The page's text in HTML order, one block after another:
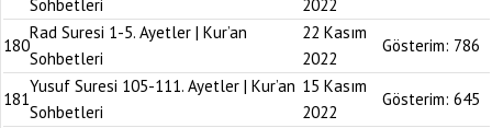
Sohbetleri
2022
180
Rad Suresi 1-5. Ayetler | Kur’an
Sohbetleri
22 Kasım
2022
Gösterim: 786
181
Yusuf Suresi 105-111. Ayetler | Kur’an
Sohbetleri
15 Kasım
2022
Gösterim: 645